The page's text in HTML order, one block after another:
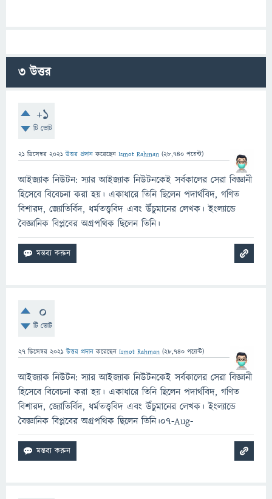
3উত্তর
+1
টি ভোট
21 ডিসেম্বর 2021 উত্তর প্রদান করেছেন Ismot Rahman (28,740 পয়েন্ট)
আইজ্যাক নিউটন: স্যার আইজ্যাক নিউটনকেই সর্বকালের সেরা বিজ্ঞানী
হিসেবে বিবেচনা করা হয়। একাধারে তিনি ছিলেন পদার্থবিদ, গণিত
বিশারদ, জ্যোতির্বিদ, ধর্মতত্ত্ববিদ এবং উঁচুমানের লেখক। ইংল্যান্ডে
বৈজ্ঞানিক বিপ্লবের অগ্রপথিক ছিলেন তিনি।
0
টি ভোট
27 ডিসেম্বর 2021 উত্তর প্রদান করেছেন Ismot Rahman (28,740 পয়েন্ট)
আইজ্যাক নিউটন: স্যার আইজ্যাক নিউটনকেই সর্বকালের সেরা বিজ্ঞানী
হিসেবে বিবেচনা করা হয়। একাধারে তিনি ছিলেন পদার্থবিদ, গণিত
বিশারদ, জ্যোতির্বিদ, ধর্মতত্ত্ববিদ এবং উঁচুমানের লেখক। ইংল্যান্ডে
বৈজ্ঞানিক বিপ্লবের অগ্রপথিক ছিলেন তিনি।07-Aug-